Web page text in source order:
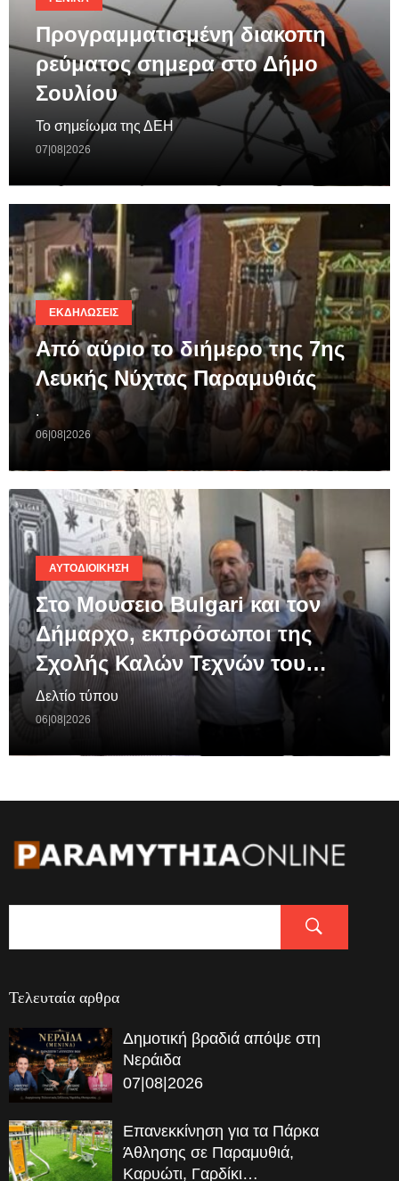
Προγραμματισμένη διακοπη
ρεύματος σημερα στο Δήμο
Σουλίου
Το σημείωμα της ΔΕΗ
07|08|2026
ΕΚΔΗΛΏΣΕΙΣ
Από αύριο το διήμερο της 7ης
Λευκής Νύχτας Παραμυθιάς
.
06|08|2026
ΑΥΤΟΔΙΟΊΚΗΣΗ
Στο Μουσειο Bulgari και τον
Δήμαρχο, εκπρόσωποι της
Σχολής Καλών Τεχνών του…
Δελτίο τύπου
06|08|2026
Τελευταία αρθρα
Δημοτική βραδιά απόψε στη
Νεράιδα
07|08|2026
Επανεκκίνηση για τα Πάρκα
Άθλησης σε Παραμυθιά,
Καρυώτι, Γαρδίκι…